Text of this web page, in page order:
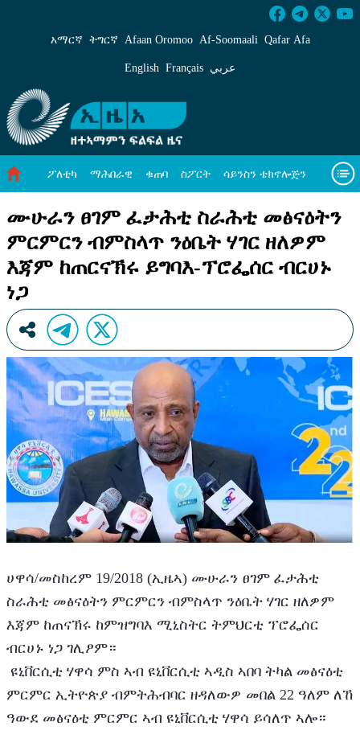
ሙሁራን ፀገም ፈታሕቲ ስራሕቲ መፅናዕትን ምርምርን
አማርኛ ትግርኛ Afaan Oromoo Af‑Soomaali Qafar Afa
English Français عربي
ፖለቲካ ማሕበራዊ ቁጠባ ስፖርት ሳይንስን ቴክኖሎጅን
ዓለም ለኸዊ ዜናታት ቪዲዮታት
ሙሁራን ፀገም ፈታሕቲ ስራሕቲ መፅናዕትን
ምርምርን ብምስላጥ ንዕቤት ሃገር ዘለዎም
እጃም ከጠርናኽሩ ይግባእ-ፕሮፌሰር ብርሀኑ
ነጋ
ሀዋሳ/መስከረም 19/2018 (ኢዜኣ) ሙሁራን ፀገም ፈታሕቲ
ስራሕቲ መፅናዕትን ምርምርን ብምስላጥ ንዕቤት ሃገር ዘለዎም
እጃም ከጠናኽሩ ከምዝግባእ ሚኒስትር ትምህርቲ ፕሮፌሰር
ብርሀኑ ነጋ ገሊፆም።
ምርምር ኢትዮጵያ ብምትሕብባር ዘዳለውዎ መበል 22 ዓለም ለኸ
ዓውደ መፅናዕቲ ምርምር ኣብ ዩኒቨርሲቲ ሃዋሳ ይሳለጥ ኣሎ።